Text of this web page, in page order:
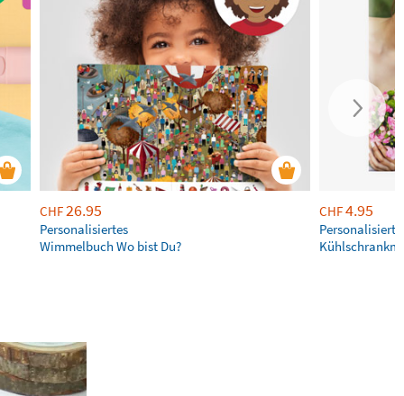
CHF26.95
Personalisiertes
Wimmelbuch Wo bist Du?
CHF4.95